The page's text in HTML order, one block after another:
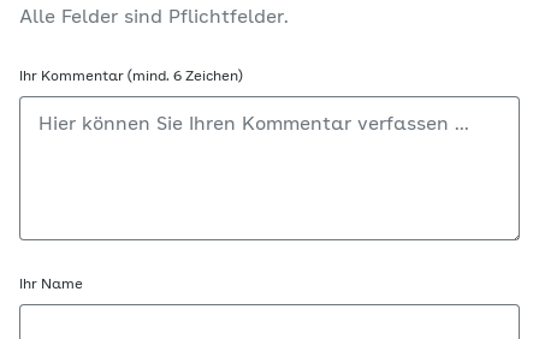
Alle Felder sind Pflichtfelder.
Ihr Kommentar (mind. 6 Zeichen)
Ihr Name